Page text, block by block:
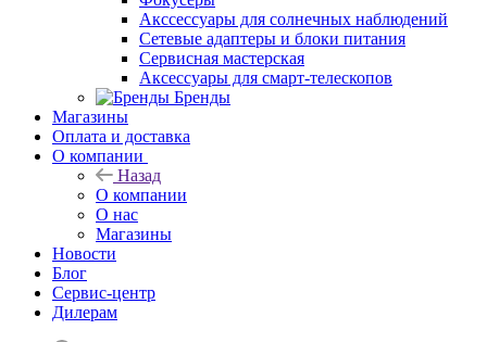
Акссессуары для солнечных наблюдений
Сетевые адаптеры и блоки питания
Сервисная мастерская
Аксессуары для смарт-телескопов
Бренды
Магазины
Оплата и доставка
О компании
Назад
О компании
О нас
Магазины
Новости
Блог
Сервис-центр
Дилерам